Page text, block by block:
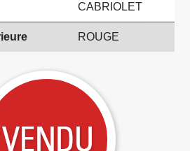
CABRIOLET
ROUGE